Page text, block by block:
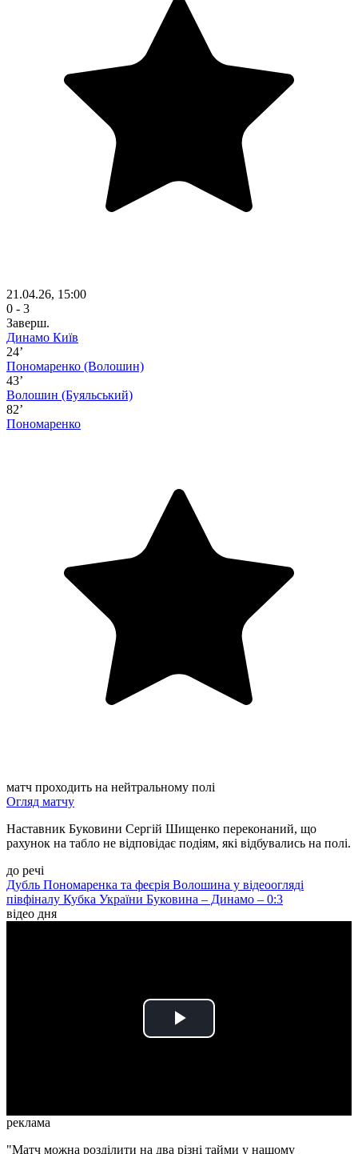
21.04.26, 15:00
0 - 3
Заверш.
Динамо Київ
24’
Пономаренко (Волошин)
43’
Волошин (Буяльський)
82’
Пономаренко
матч проходить на нейтральному полі
Огляд матчу
Наставник Буковини Сергій Шищенко переконаний, що
рахунок на табло не відповідає подіям, які відбувались на полі.
до речі
Дубль Пономаренка та феєрія Волошина у відеоогляді
півфіналу Кубка України Буковина – Динамо – 0:3
відео дня
Play
реклама
"Матч можна розділити на два різні тайми у нашому